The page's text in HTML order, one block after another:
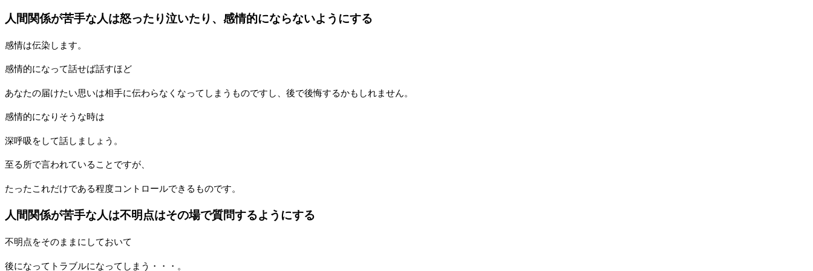
人間関係が苦手な人は怒ったり泣いたり、感情的にならないようにする
感情は伝染します。
感情的になって話せば話すほど
あなたの届けたい思いは相手に伝わらなくなってしまうものですし、後で後悔するかもしれません。
感情的になりそうな時は
深呼吸をして話しましょう。
至る所で言われていることですが、
たったこれだけである程度コントロールできるものです。
人間関係が苦手な人は不明点はその場で質問するようにする
不明点をそのままにしておいて
後になってトラブルになってしまう・・・。